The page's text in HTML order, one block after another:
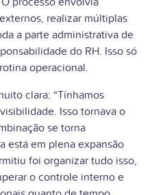
realizar múltiplas
a parte administrativa de
do RH. Isso só
operacional.
clara: “Tínhamos
Isso tornava o
se torna
está em plena expansão
foi organizar tudo isso,
o controle interno e